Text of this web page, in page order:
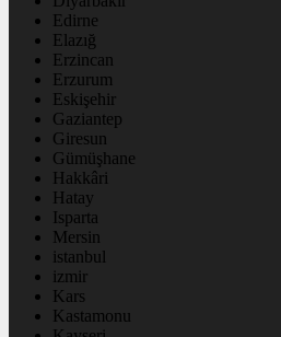
Edirne
Elazığ
Erzincan
Erzurum
Eskişehir
Gaziantep
Giresun
Gümüşhane
Hakkâri
Hatay
Isparta
Mersin
istanbul
izmir
Kars
Kastamonu